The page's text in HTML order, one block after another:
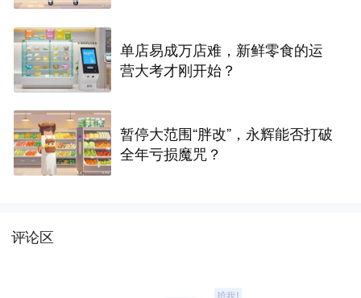
单店易成万店难，新鲜零食的运
营大考才刚开始？
暂停大范围“胖改”，永辉能否打破
全年亏损魔咒？
评论区